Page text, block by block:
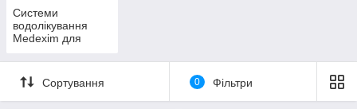
Системи
водолікування
Medexim для
гідротерапії
Сортування
0 Фільтри